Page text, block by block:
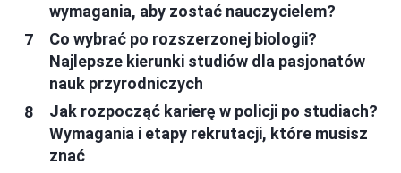
wymagania, aby zostać nauczycielem?
Co wybrać po rozszerzonej biologii?
Najlepsze kierunki studiów dla pasjonatów
nauk przyrodniczych
Jak rozpocząć karierę w policji po studiach?
Wymagania i etapy rekrutacji, które musisz
znać